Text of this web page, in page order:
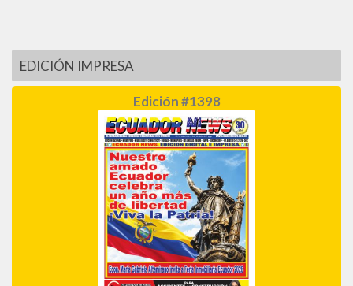
EDICIÓN IMPRESA
Edición #1398